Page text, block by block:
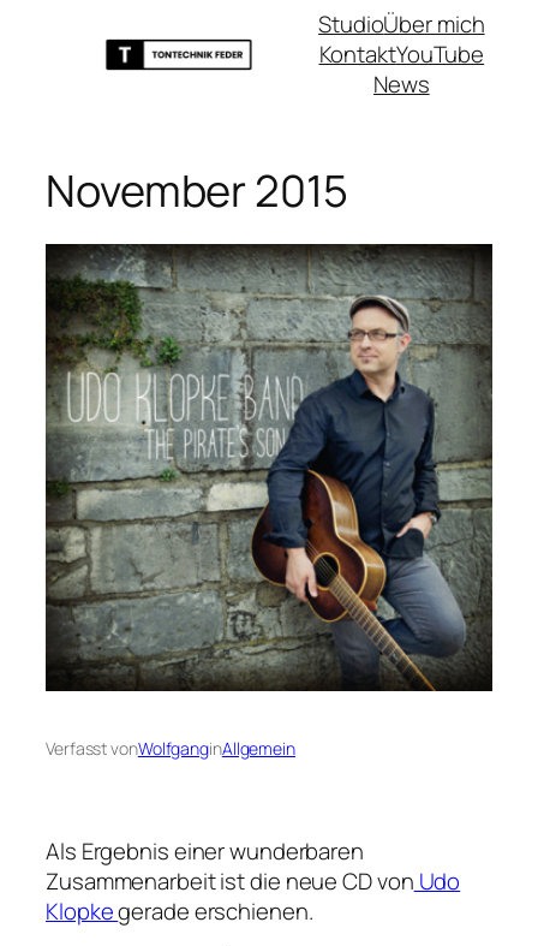
StudioÜber mich
KontaktYouTube
News
November 2015
Verfasst vonWolfganginAllgemein
Als Ergebnis einer wunderbaren
Zusammenarbeit ist die neue CD von Udo
Klopkegerade erschienen.